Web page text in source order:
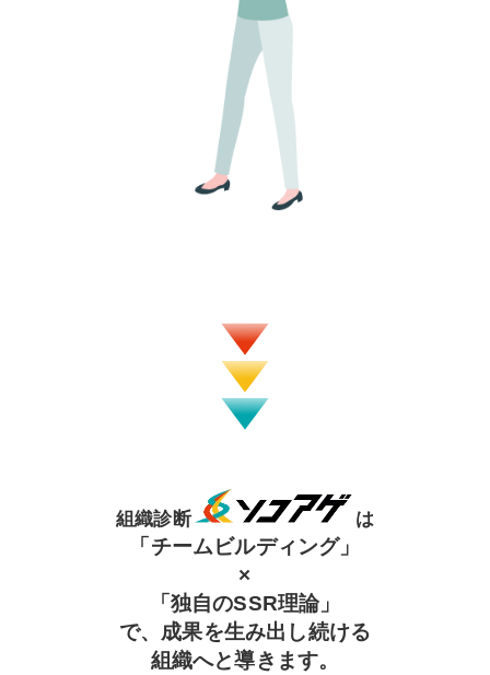
組織診断 は
「チームビルディング」
×
「独自のSSR理論」
で、成果を生み出し続ける
組織へと導きます。